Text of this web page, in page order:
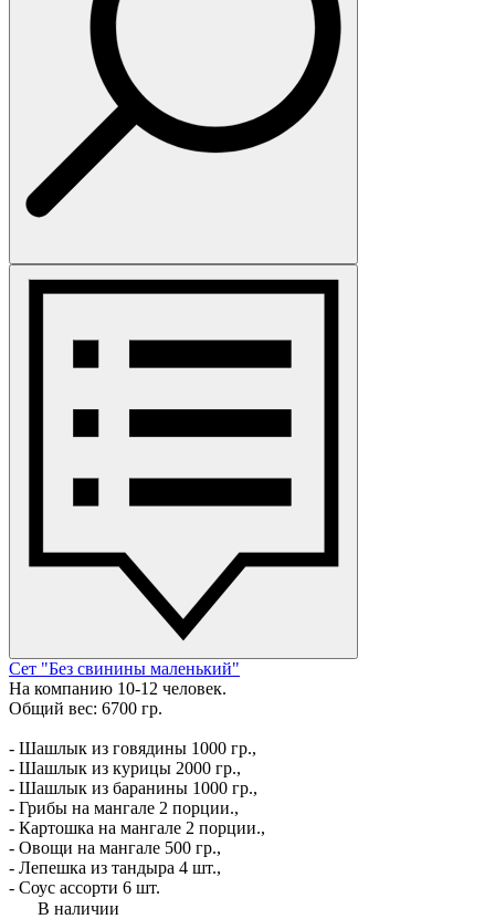
Сет "Без свинины маленький"
На компанию 10-12 человек.
Общий вес: 6700 гр.
- Шашлык из говядины 1000 гр.,
- Шашлык из курицы 2000 гр.,
- Шашлык из баранины 1000 гр.,
- Грибы на мангале 2 порции.,
- Картошка на мангале 2 порции.,
- Овощи на мангале 500 гр.,
- Лепешка из тандыра 4 шт.,
- Соус ассорти 6 шт.
В наличии